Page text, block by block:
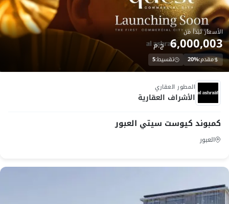
تم التسليم
الأسعار تبدأ من
6,000,003 ج.م
مقدم:20% تقسيط:5
المطور العقاري
الأشراف العقارية
كمبوند كيوست سيتي العبور
العبور